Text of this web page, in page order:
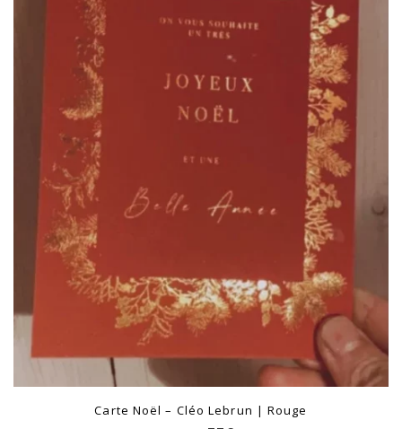
Carte Noël – Cléo Lebrun | Rouge